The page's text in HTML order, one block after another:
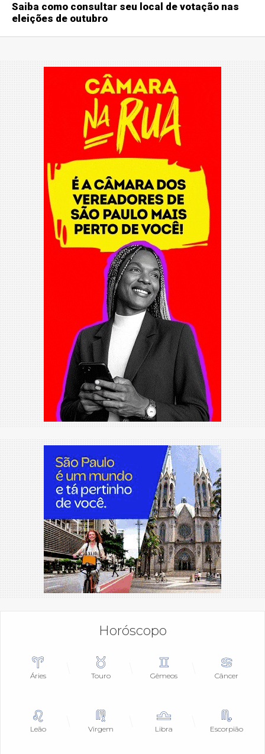
Saiba como consultar seu local de votação nas
eleições de outubro
Horóscopo
Áries Touro Gêmeos Câncer
Leão Virgem Libra Escorpião